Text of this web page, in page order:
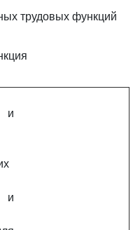
трудовых функций
и
и